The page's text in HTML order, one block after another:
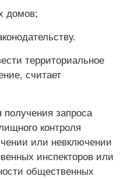
домов;
территориальное
считает
запроса
контроля
или невключении
инспекторов или
общественных